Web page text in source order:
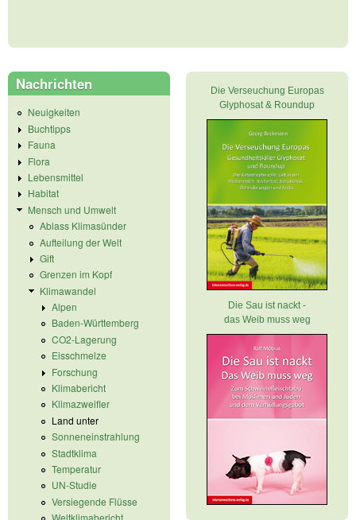
Nachrichten
Neuigkeiten
Buchtipps
Fauna
Flora
Lebensmittel
Habitat
Mensch und Umwelt
Ablass Klimasünder
Aufteilung der Welt
Gift
Grenzen im Kopf
Klimawandel
Alpen
Baden-Württemberg
CO2-Lagerung
Eisschmelze
Forschung
Klimabericht
Klimazweifler
Land unter
Sonneneinstrahlung
Stadtklima
Temperatur
UN-Studie
Versiegende Flüsse
Die Verseuchung Europas
Glyphosat & Roundup
Die Sau ist nackt -
das Weib muss weg